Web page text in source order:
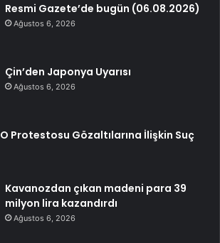
Resmi Gazete’de bugün (06.08.2026)
Ağustos 6, 2026
Çin’den Japonya Uyarısı
Ağustos 6, 2026
Protestosu Gözaltılarına İlişkin Suç
Kavanozdan çıkan madeni para 39
milyon lira kazandırdı
Ağustos 6, 2026